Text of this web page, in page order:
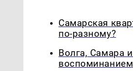
Самарская
по-разному?
Волга, Самара
воспоминанием